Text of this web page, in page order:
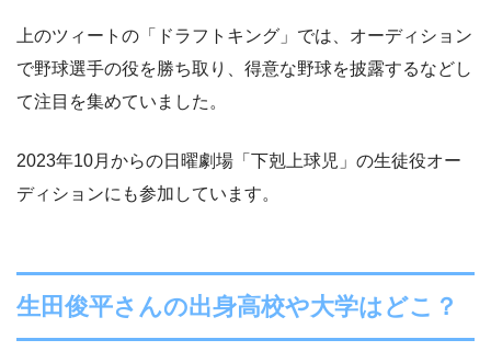
上のツィートの「ドラフトキング」では、オーディション
で野球選手の役を勝ち取り、得意な野球を披露するなどし
て注目を集めていました。
2023年10月からの日曜劇場「下剋上球児」の生徒役オー
ディションにも参加しています。
生田俊平さんの出身高校や大学はどこ？